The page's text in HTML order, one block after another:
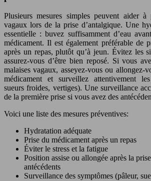
Plusieurs mesures simples peuvent aider à
vagaux lors de la prise d’antalgique. Une
essentielle : buvez suffisamment d’eau
médicament. Il est également préférable de
après un repas, plutôt qu’à jeun. Évitez les
assurez-vous d’être bien reposé. Si vous
malaises vagaux, asseyez-vous ou allongez-
médicament et surveillez attentivement
sueurs froides, vertiges). Une surveillance
de la première prise si vous avez des
Voici une liste des mesures préventives:
Hydratation adéquate
Prise du médicament après un repas
Éviter le stress et la fatigue
Position assise ou allongée après la
antécédents
Surveillance des symptômes (pâleur,